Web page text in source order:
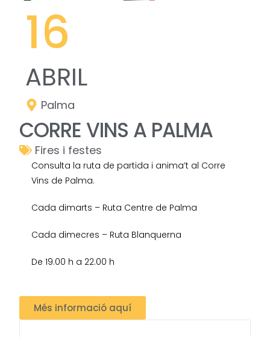
16
ABRIL
Palma
CORRE VINS A PALMA
Fires i festes
Consulta la ruta de partida i anima’t al Corre
Vins de Palma.
Cada dimarts – Ruta Centre de Palma
Cada dimecres – Ruta Blanquerna
De 19.00 h a 22.00 h
Més informació aquí